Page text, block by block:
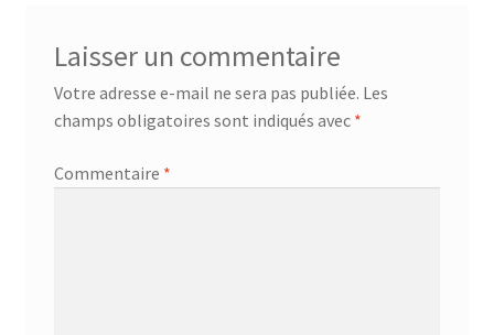
Laisser un commentaire
Votre adresse e-mail ne sera pas publiée. Les
champs obligatoires sont indiqués avec *
Commentaire *